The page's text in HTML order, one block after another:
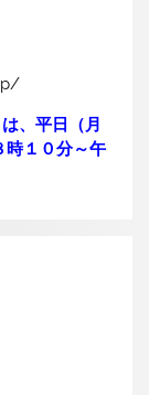
、平日（月
時１０分～午